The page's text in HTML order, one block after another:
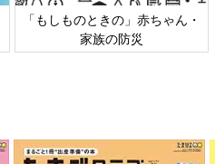
「もしものときの」赤ちゃん・
家族の防災